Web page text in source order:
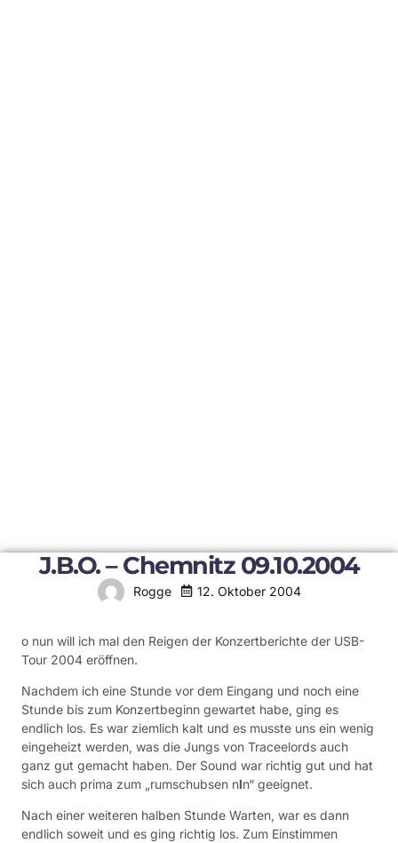
J.B.O. – Chemnitz 09.10.2004
Rogge 12. Oktober 2004
o nun will ich mal den Reigen der Konzertberichte der USB-
Tour 2004 eröffnen.
Nachdem ich eine Stunde vor dem Eingang und noch eine
Stunde bis zum Konzertbeginn gewartet habe, ging es
endlich los. Es war ziemlich kalt und es musste uns ein wenig
eingeheizt werden, was die Jungs von Traceelords auch
ganz gut gemacht haben. Der Sound war richtig gut und hat
sich auch prima zum „rumschubsen nln“ geeignet.
Nach einer weiteren halben Stunde Warten, war es dann
endlich soweit und es ging richtig los. Zum Einstimmen